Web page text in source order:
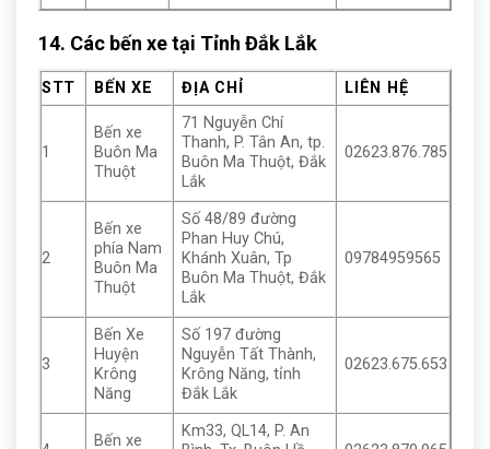
14. Các bến xe tại Tỉnh Đắk Lắk
STT BẾN XE ĐỊA CHỈ LIÊN HỆ
1
Bến xe
Buôn Ma
Thuột
71 Nguyễn Chí
Thanh, P. Tân An, tp.
Buôn Ma Thuột, Đắk
Lắk
02623.876.785
2
Bến xe
phía Nam
Buôn Ma
Thuột
Số 48/89 đường
Phan Huy Chú,
Khánh Xuân, Tp
Buôn Ma Thuột, Đắk
Lắk
09784959565
3
Bến Xe
Huyện
Krông
Năng
Số 197 đường
Nguyễn Tất Thành,
Krông Năng, tỉnh
Đắk Lắk
02623.675.653
Bến xe
Km33, QL14, P. An